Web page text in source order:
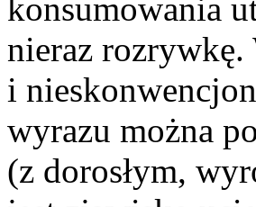
konsumowania
nieraz
i
wyrazu można
(z do­rosłym,